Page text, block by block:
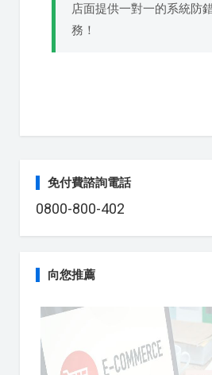
店面提供一對一的系統防
務！
免付費諮詢電話
0800-800-402
向您推薦